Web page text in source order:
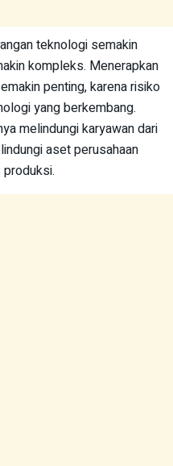
teknologi semakin
kompleks. Menerapkan
penting, karena risiko
yang berkembang.
melindungi karyawan dari
aset perusahaan